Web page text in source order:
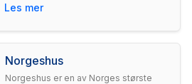
Les mer
Norgeshus
Norgeshus er en av Norges største